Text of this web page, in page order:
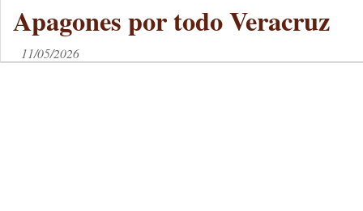
Apagones por todo Veracruz
11/05/2026